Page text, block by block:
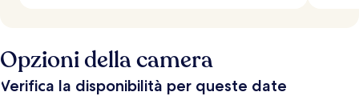
Opzioni della camera
Verifica la disponibilità per queste date